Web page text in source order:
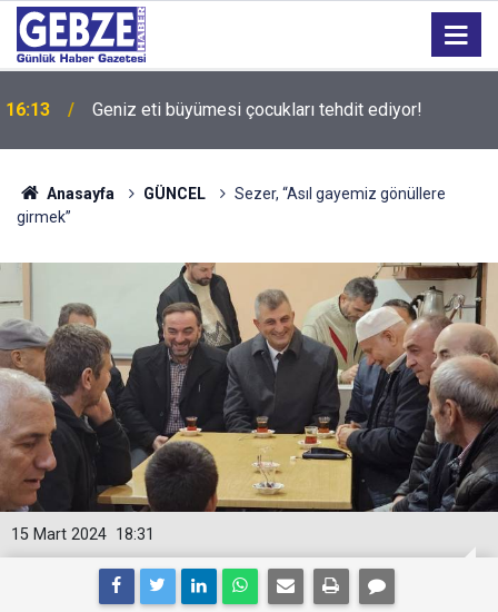
16:13 Geniz eti büyümesi çocukları tehdit ediyor!
Anasayfa GÜNCEL
Sezer, “Asıl gayemiz gönüllere
girmek”
18:31
15 Mart 2024